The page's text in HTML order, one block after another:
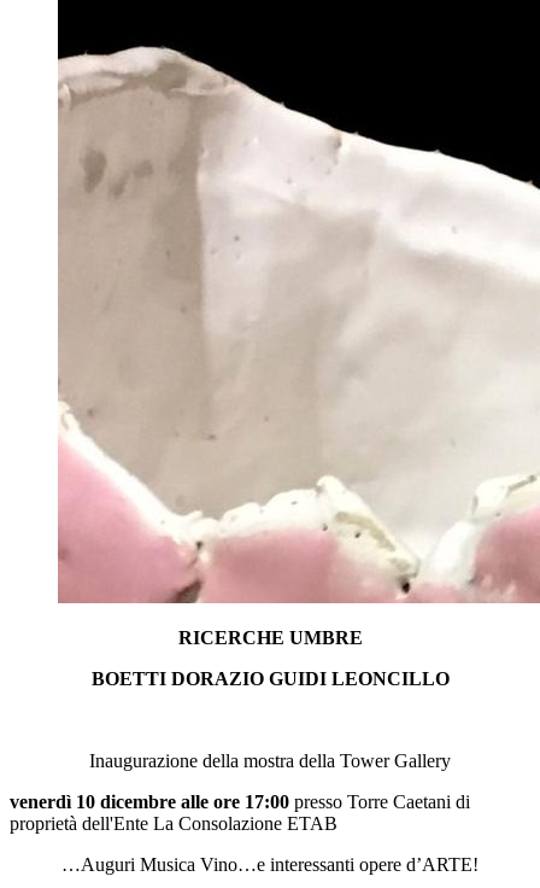
RICERCHE UMBRE
BOETTI DORAZIO GUIDI LEONCILLO
Inaugurazione della mostra della Tower Gallery
venerdì 10 dicembre alle ore 17:00 presso Torre Caetani di
proprietà dell'Ente La Consolazione ETAB
…Auguri Musica Vino…e interessanti opere d’ARTE!